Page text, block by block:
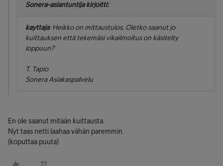
Sonera-asiantuntija kirjoitti:
kayttaja: Heikko on mittaustulos. Oletko saanut jo
kuittauksen että tekemäsi vikailmoitus on käsitelty
loppuun?
T. Tapio
Sonera Asiakaspalvelu
En ole saanut mitään kuittausta.
Nyt taas netti laahaa vähän paremmin.
(koputtaa puuta)